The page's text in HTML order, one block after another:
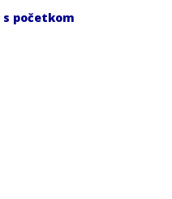
s početkom